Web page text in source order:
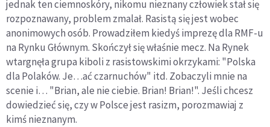
jednak ten ciemnoskóry, nikomu nieznany człowiek stał się
rozpoznawany, problem zmalał. Rasistą się jest wobec
anonimowych osób. Prowadziłem kiedyś imprezę dla RMF-u
na Rynku Głównym. Skończył się właśnie mecz. Na Rynek
wtargnęła grupa kiboli z rasistowskimi okrzykami: "Polska
dla Polaków. Je…ać czarnuchów" itd. Zobaczyli mnie na
scenie i… "Brian, ale nie ciebie. Brian! Brian!". Jeśli chcesz
dowiedzieć się, czy w Polsce jest rasizm, porozmawiaj z
kimś nieznanym.